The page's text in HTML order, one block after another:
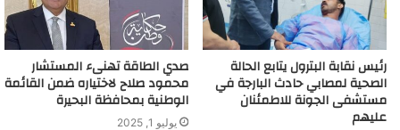
رئيس نقابة البترول يتابع الحالة
الصحية لمصابي حادث البارجة في
مستشفى الجونة للاطمئنان
عليهم
صدي الطاقة تهنىء المستشار
محمود صلاح لاختياره ضمن القائمة
الوطنية بمحافظة البحيرة
يوليو 1, 2025